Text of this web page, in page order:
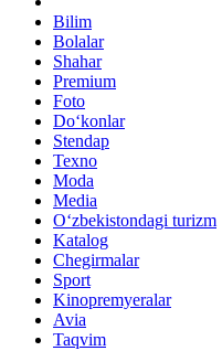
Bilim
Bolalar
Shahar
Premium
Foto
Do‘konlar
Stendap
Texno
Moda
Media
O‘zbekistondagi turizm
Katalog
Chegirmalar
Sport
Kinopremyeralar
Avia
Taqvim